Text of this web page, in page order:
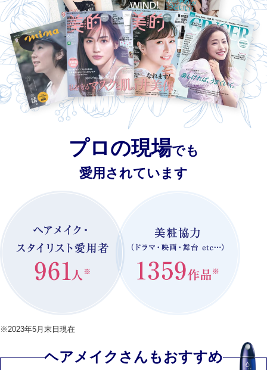
プロの現場でも
愛用されています
※2023年5月末日現在
ヘアメイクさんもおすすめ